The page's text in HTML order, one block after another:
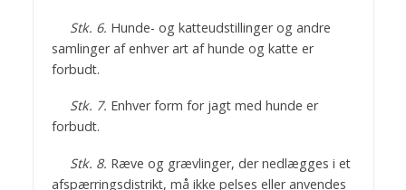
Stk. 6. Hunde- og katteudstillinger og andre
samlinger af enhver art af hunde og katte er
forbudt.
Stk. 7. Enhver form for jagt med hunde er
forbudt.
Stk. 8. Ræve og grævlinger, der nedlægges i et
afspærringsdistrikt, må ikke pelses eller anvendes